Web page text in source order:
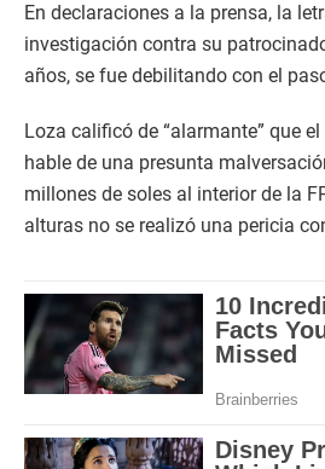
En declaraciones a la prensa, la
investigación contra su
años, se fue debilitando con el
Loza calificó de “alarmante” que
hable de una presunta
millones de soles al interior de la
alturas no se realizó una pericia